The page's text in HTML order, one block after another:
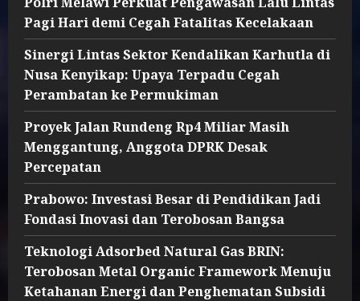
Pagi Hari demi Cegah Fatalitas Kecelakaan
Sinergi Lintas Sektor Kendalikan Karhutla di
Nusa Kenyikap: Upaya Terpadu Cegah
Perambatan ke Permukiman
Proyek Jalan Rundeng Rp4 Miliar Masih
Menggantung, Anggota DPRK Desak
Percepatan
Prabowo: Investasi Besar di Pendidikan Jadi
Fondasi Inovasi dan Terobosan Bangsa
Teknologi Adsorbed Natural Gas BRIN:
Terobosan Metal Organic Framework Menuju
Ketahanan Energi dan Penghematan Subsidi